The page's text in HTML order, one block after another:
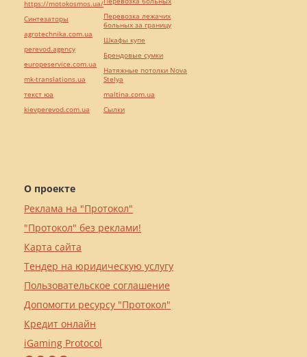
О проекте
Реклама на "Протокол"
"Протокол" без реклами!
Карта сайта
Тендер на юридическую услугу
Пользовательское соглашение
Допомогти ресурсу "Протокол"
Кредит онлайн
iGaming Protocol
https://motokosmos.ua/
Синтезаторы
agrotechnika.com.ua
perevod.agency
europeservice.com.ua
mk-translations.ua
текст юа
kievperevod.com.ua
Перевозка лежачих
больных за границу
Шкафы купе
Брендовые сумки
Натяжные потолки Nova
Stelya
maltina.com.ua
Cылки